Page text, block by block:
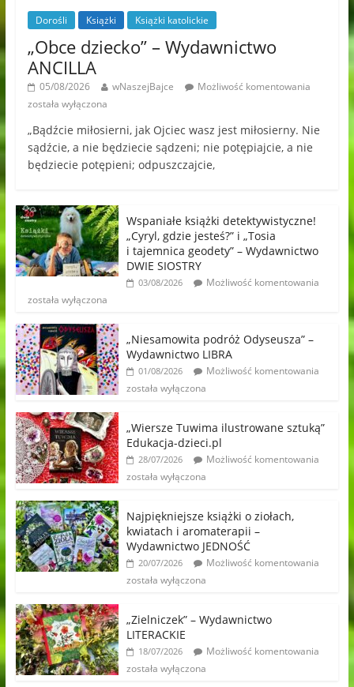
Dorośli Książki Książki katolickie
„Obce dziecko” – Wydawnictwo
ANCILLA
05/08/2026 wNaszejBajce
Możliwość komentowania
została wyłączona
„Bądźcie miłosierni, jak Ojciec wasz jest miłosierny. Nie
sądźcie, a nie będziecie sądzeni; nie potępiajcie, a nie
będziecie potępieni; odpuszczajcie,
Wspaniałe książki detektywistyczne!
„Cyryl, gdzie jesteś?” i „Tosia
i tajemnica geodety” – Wydawnictwo
DWIE SIOSTRY
03/08/2026
Możliwość komentowania
została wyłączona
„Niesamowita podróż Odyseusza” –
Wydawnictwo LIBRA
01/08/2026
Możliwość komentowania
została wyłączona
„Wiersze Tuwima ilustrowane sztuką”
Edukacja-dzieci.pl
28/07/2026
Możliwość komentowania
została wyłączona
Najpiękniejsze książki o ziołach,
kwiatach i aromaterapii –
Wydawnictwo JEDNOŚĆ
20/07/2026
Możliwość komentowania
została wyłączona
„Zielniczek” – Wydawnictwo
LITERACKIE
18/07/2026
Możliwość komentowania
została wyłączona